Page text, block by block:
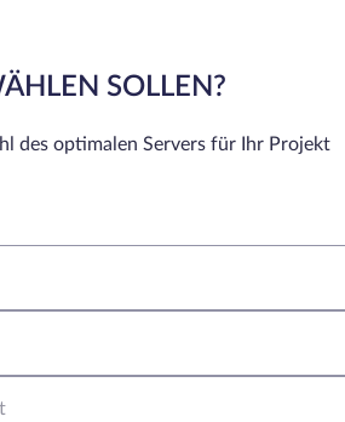
SOLLEN?
des optimalen Servers für Ihr Projekt